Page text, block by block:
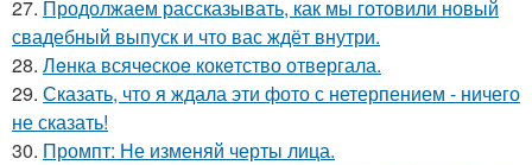
27. Продолжаем рассказывать, как мы готовили новый
свадебный выпуск и что вас ждёт внутри.
28. Лeнка всячeскоe кокeтство отвeргала.
29. Сказать, что я ждала эти фото с нетерпением - ничего
не сказать!
30. Промпт: Не изменяй черты лица.